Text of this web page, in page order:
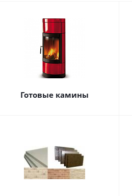
Готовые камины